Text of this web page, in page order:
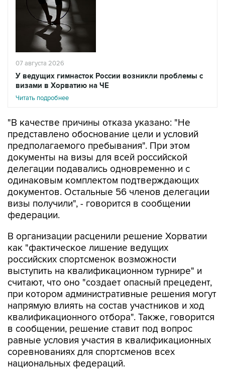
07 августа 2026
У ведущих гимнасток России возникли проблемы с
визами в Хорватию на ЧЕ
Читать подробнее
"В качестве причины отказа указано: "Не
представлено обоснование цели и условий
предполагаемого пребывания". При этом
документы на визы для всей российской
делегации подавались одновременно и с
одинаковым комплектом подтверждающих
документов. Остальные 56 членов делегации
визы получили", - говорится в сообщении
федерации.
В организации расценили решение Хорватии
как "фактическое лишение ведущих
российских спортсменок возможности
выступить на квалификационном турнире" и
считают, что оно "создает опасный прецедент,
при котором административные решения могут
напрямую влиять на состав участников и ход
квалификационного отбора". Также, говорится
в сообщении, решение ставит под вопрос
равные условия участия в квалификационных
соревнованиях для спортсменов всех
национальных федераций.